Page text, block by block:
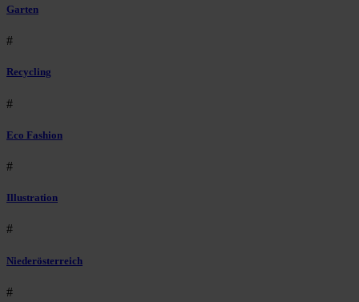
Garten
#
Recycling
#
Eco Fashion
#
Illustration
#
Niederösterreich
#